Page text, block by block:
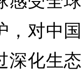
，对中
深化生